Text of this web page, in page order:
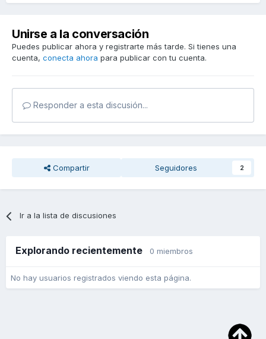
Unirse a la conversación
Puedes publicar ahora y registrarte más tarde. Si tienes una
cuenta, conecta ahora para publicar con tu cuenta.
Responder a esta discusión...
Compartir Seguidores 2
Ir a la lista de discusiones
Explorando recientemente 0 miembros
No hay usuarios registrados viendo esta página.